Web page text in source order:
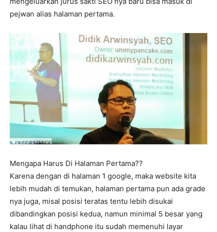
pejwan alias halaman pertama.
Mengapa Harus Di Halaman Pertama??
Karena dengan di halaman 1 google, maka website kita
lebih mudah di temukan, halaman pertama pun ada grade
nya juga, misal posisi teratas tentu lebih disukai
dibandingkan posisi kedua, namun minimal 5 besar yang
kalau lihat di handphone itu sudah memenuhi layar